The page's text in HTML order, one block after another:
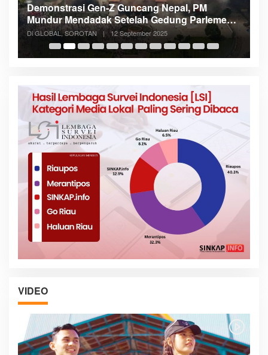
Demonstrasi Gen-Z Guncang Nepal, PM
Mundur Mendadak Setelah Gedung Parlemen
Dibakar
Di GLOBAL, SOROTAN | 12 September 2025
VIDEO